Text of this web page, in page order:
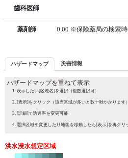
歯科医師
薬剤師 0.00 ※保険薬局の検索
ハザードマップ 災害情報
ハザードマップを重ねて表示
表示したい[区域名]を選択（複数選択可）
[表示]をクリック（該当区域が多いと数十秒かかります）
[詳細]で透過率を変更可能
選択区域を変更したり地図を移動したら[表示]を再クリ
洪水浸水想定区域